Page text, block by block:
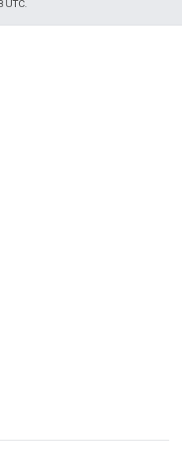
UTC.